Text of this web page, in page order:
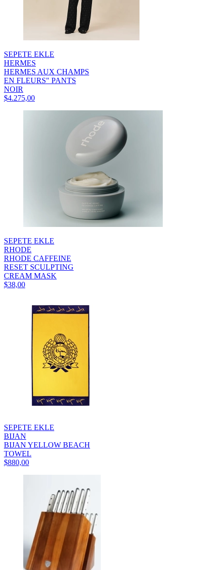
SEPETE EKLE
HERMES
HERMES AUX CHAMPS
EN FLEURS" PANTS
NOIR
$4.275,00
SEPETE EKLE
RHODE
RHODE CAFFEINE
RESET SCULPTING
CREAM MASK
$38,00
SEPETE EKLE
BIJAN
BIJAN YELLOW BEACH
TOWEL
$880,00